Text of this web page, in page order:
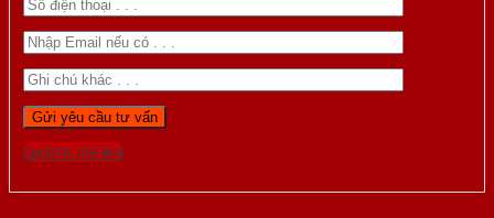
Gọi 0976.169.864